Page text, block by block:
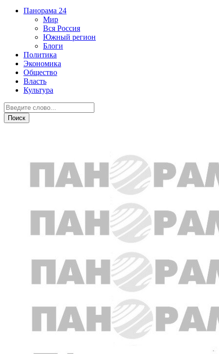
Панорама 24
Мир
Вся Россия
Южный регион
Блоги
Политика
Экономика
Общество
Власть
Культура